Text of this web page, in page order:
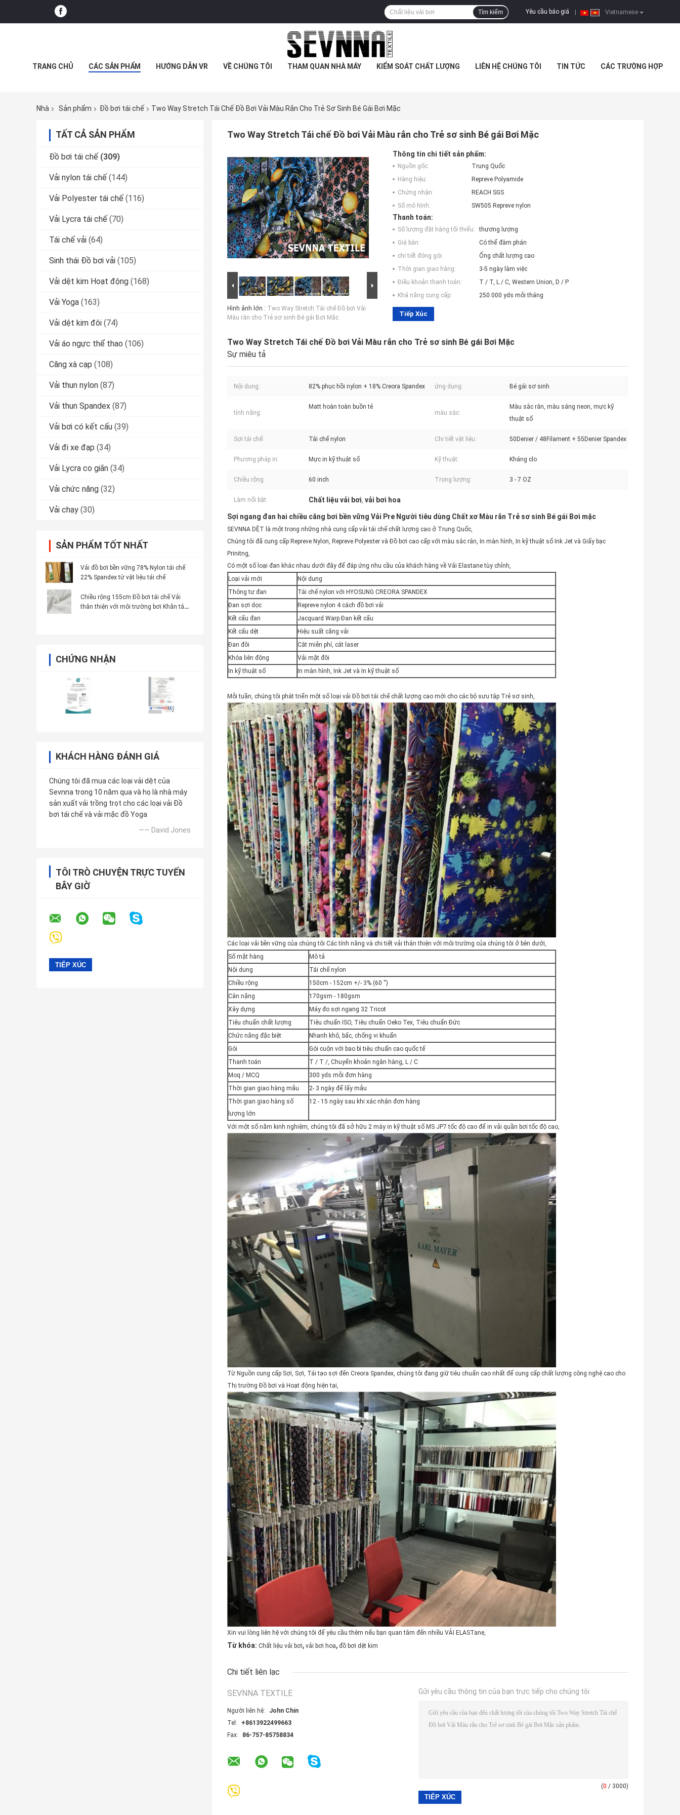
Vietnamese
Yêu cầu báo giá
Tìm kiếm
TRANG CHỦ CÁC SẢN PHẨM HƯỚNG DẪN VR VỀ CHÚNG TÔI THAM QUAN NHÀ MÁY KIỂM SOÁT CHẤT LƯỢNG LIÊN HỆ CHÚNG TÔI TIN TỨC CÁC TRƯỜNG HỢP
Nhà Sản phẩm Đồ bơi tái chế Two Way Stretch Tái Chế Đồ Bơi Vải Màu Rắn Cho Trẻ Sơ Sinh Bé Gái Bơi Mặc
TẤT CẢ SẢN PHẨM
Đồ bơi tái chế (309)
Vải nylon tái chế (144)
Vải Polyester tái chế (116)
Vải Lycra tái chế (70)
Tái chế vải (64)
Sinh thái Đồ bơi vải (105)
Vải dệt kim Hoạt động (168)
Vải Yoga (163)
Vải dệt kim đôi (74)
Vải áo ngực thể thao (106)
Căng xà cạp (108)
Vải thun nylon (87)
Vải thun Spandex (87)
Vải bơi có kết cấu (39)
Vải đi xe đạp (34)
Vải Lycra co giãn (34)
Vải chức năng (32)
Vải chạy (30)
SẢN PHẨM TỐT NHẤT
Vải đồ bơi bền vững 78% Nylon tái chế
22% Spandex từ vật liệu tái chế
Chiều rộng 155cm Đồ bơi tái chế Vải
thân thiện với môi trường bơi Khăn tắm
CHỨNG NHẬN
KHÁCH HÀNG ĐÁNH GIÁ
Chúng tôi đã mua các loại vải dệt của
Sevnna trong 10 năm qua và họ là nhà máy
sản xuất vải trồng trọt cho các loại vải Đồ
bơi tái chế và vải mặc đồ Yoga
—— David Jones
TÔI TRÒ CHUYỆN TRỰC TUYẾN
BÂY GIỜ
Two Way Stretch Tái chế Đồ bơi Vải Màu rắn cho Trẻ sơ sinh Bé gái Bơi Mặc
Hình ảnh lớn : Two Way Stretch Tái chế Đồ bơi Vải
Màu rắn cho Trẻ sơ sinh Bé gái Bơi Mặc
Thông tin chi tiết sản phẩm:
Nguồn gốc:
Trung Quốc
Hàng hiệu:
Repreve Polyamide
Chứng nhận:
REACH SGS
Số mô hình:
SW505 Repreve nylon
Thanh toán:
Số lượng đặt hàng tối thiểu:
thương lượng
Giá bán:
Có thể đàm phán
chi tiết đóng gói:
Ống chất lượng cao
Thời gian giao hàng:
3-5 ngày làm việc
Điều khoản thanh toán:
T / T, L / C, Western Union, D / P
Khả năng cung cấp:
250.000 yds mỗi tháng
Tiếp Xúc
Two Way Stretch Tái chế Đồ bơi Vải Màu rắn cho Trẻ sơ sinh Bé gái Bơi Mặc
Sự miêu tả
Nội dung: 82% phục hồi nylon + 18% Creora Spandex ứng dụng: Bé gái sơ sinh
tính năng:
Matt hoàn toàn buồn tẻ
màu sắc:
Màu sắc rắn, màu sáng neon, mực kỹ
thuật số
Sợi tái chế: Tái chế nylon Chi tiết vật liệu: 50Denier / 48Filament + 55Denier Spandex
Phương pháp in: Mực in kỹ thuật số Kỹ thuật: Kháng clo
Chiều rộng: 60 inch Trọng lượng: 3 - 7 OZ
Làm nổi bật: Chất liệu vải bơi, vải bơi hoa
Sợi ngang đan hai chiều căng bơi bền vững Vải Pre Người tiêu dùng Chất xơ Màu rắn Trẻ sơ sinh Bé gái Bơi mặc
SEVNNA DỆT là một trong những nhà cung cấp vải tái chế chất lượng cao ở Trung Quốc,
Chúng tôi đã cung cấp Repreve Nylon, Repreve Polyester và Đồ bơi cao cấp với màu sắc rắn, In màn hình, In kỹ thuật số Ink Jet và Giấy bạc
Prinitng,
Có một số loại đan khác nhau dưới đây để đáp ứng nhu cầu của khách hàng về Vải Elastane tùy chỉnh,
Loại vải mới
Nội dung
Thông tư đan
Tái chế nylon với HYOSUNG CREORA SPANDEX
Đan sợi dọc
Repreve nylon 4 cách đồ bơi vải
Kết cấu đan
Jacquard Warp Đan kết cấu
Kết cấu dệt
Hiệu suất căng vải
Đan đôi
Cắt miễn phí, cắt laser
Khóa liên động
Vải mặt đôi
In kỹ thuật số
In màn hình, Ink Jet và In kỹ thuật số
Mỗi tuần, chúng tôi phát triển một số loại vải Đồ bơi tái chế chất lượng cao mới cho các bộ sưu tập Trẻ sơ sinh,
Các loại vải bền vững của chúng tôi Các tính năng và chi tiết vải thân thiện với môi trường của chúng tôi ở bên dưới,
Số mặt hàng
Mô tả
Nội dung
Tái chế nylon
Chiều rộng
150cm - 152cm +/- 3% (60 '')
Cân nặng
170gsm - 180gsm
Xây dựng
Máy đo sợi ngang 32 Tricot
Tiêu chuẩn chất lượng
Tiêu chuẩn ISO, Tiêu chuẩn Oeko Tex, Tiêu chuẩn Đức
Chức năng đặc biệt
Nhanh khô, bấc, chống vi khuẩn
Gói
Gói cuộn với bao bì tiêu chuẩn cao quốc tế
Thanh toán
T / T /, Chuyển khoản ngân hàng, L / C
Moq / MCQ
300 yds mỗi đơn hàng
Thời gian giao hàng mẫu
2- 3 ngày để lấy mẫu
Thời gian giao hàng số
lượng lớn
12 - 15 ngày sau khi xác nhận đơn hàng
Với một số năm kinh nghiệm, chúng tôi đã sở hữu 2 máy in kỹ thuật số MS JP7 tốc độ cao để in vải quần bơi tốc độ cao,
Từ Nguồn cung cấp Sợi, Sợi, Tái tạo sợi đến Creora Spandex, chúng tôi đang giữ tiêu chuẩn cao nhất để cung cấp chất lượng công nghệ cao cho
Thị trường Đồ bơi và Hoạt động hiện tại,
Xin vui lòng liên hệ với chúng tôi để yêu cầu thêm nếu bạn quan tâm đến nhiều VẢI ELASTane,
Từ khóa: Chất liệu vải bơi, vải bơi hoa, đồ bơi dệt kim
Chi tiết liên lạc
SEVNNA TEXTILE
Người liên hệ:
John Chin
Tel:
+8613922499663
Fax:
86-757-85758834
Gửi yêu cầu thông tin của bạn trực tiếp cho chúng tôi
(0 / 3000)